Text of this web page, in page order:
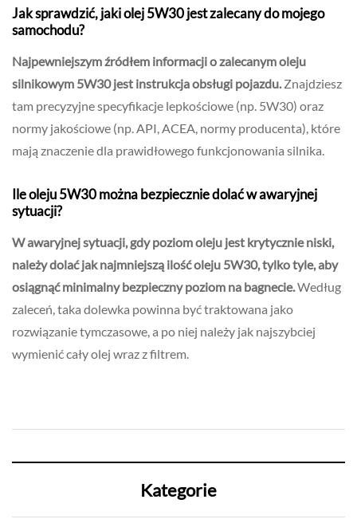
Jak sprawdzić, jaki olej 5W30 jest zalecany do mojego
samochodu?
Najpewniejszym źródłem informacji o zalecanym oleju
silnikowym 5W30 jest instrukcja obsługi pojazdu. Znajdziesz
tam precyzyjne specyfikacje lepkościowe (np. 5W30) oraz
normy jakościowe (np. API, ACEA, normy producenta), które
mają znaczenie dla prawidłowego funkcjonowania silnika.
Ile oleju 5W30 można bezpiecznie dolać w awaryjnej
sytuacji?
W awaryjnej sytuacji, gdy poziom oleju jest krytycznie niski,
należy dolać jak najmniejszą ilość oleju 5W30, tylko tyle, aby
osiągnąć minimalny bezpieczny poziom na bagnecie.Według
zaleceń, taka dolewka powinna być traktowana jako
rozwiązanie tymczasowe, a po niej należy jak najszybciej
wymienić cały olej wraz z filtrem.
Kategorie